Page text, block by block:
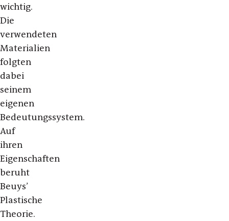
wichtig.
Die
verwendeten
Materialien
folgten
dabei
seinem
eigenen
Bedeutungssystem.
Auf
ihren
Eigenschaften
beruht
Beuys’
Plastische
Theorie.